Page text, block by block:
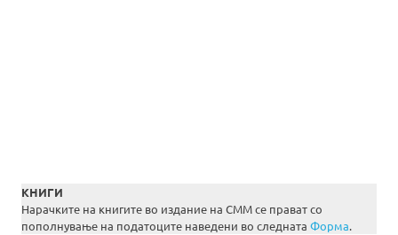
КНИГИ
Нарачките на книгите во издание на СММ се прават со
пополнување на податоците наведени во следната Форма.